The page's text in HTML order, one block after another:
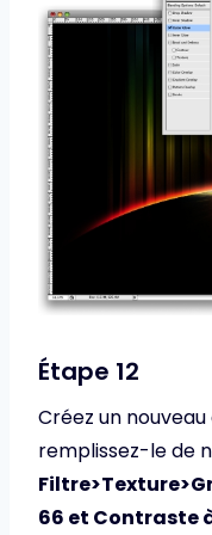
Étape 12
Créez un
remplissez-le de
66 et Contraste